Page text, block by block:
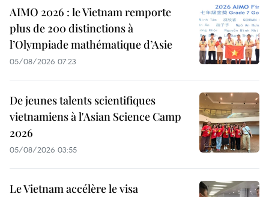
AIMO 2026 : le Vietnam remporte
plus de 200 distinctions à
l’Olympiade mathématique d’Asie
05/08/2026 07:23
De jeunes talents scientifiques
vietnamiens à l'Asian Science Camp
2026
05/08/2026 03:55
Le Vietnam accélère le visa